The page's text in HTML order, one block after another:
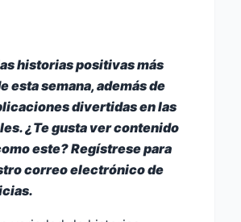
historias positivas más
esta semana, además de
divertidas en las
¿Te gusta ver contenido
este?Regístrese para
correo electrónico de